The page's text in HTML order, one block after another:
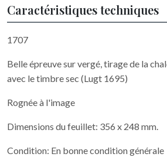
Caractéristiques techniques
1707
Belle épreuve sur vergé, tirage de la
avec le timbre sec (Lugt 1695)
Rognée à l'image
Dimensions du feuillet: 356 x 248 mm.
Condition: En bonne condition générale